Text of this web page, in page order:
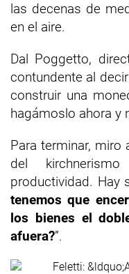
las decenas de
en el aire.
Dal Poggetto,
contundente al
construir una
hagámoslo ahora y
Para terminar, miro
del
productividad. Hay
tenemos que
los bienes el
afuera?”.